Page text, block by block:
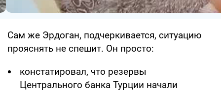
Сам же Эрдоган, подчеркивается, ситуацию
прояснять не спешит. Он просто:
констатировал, что резервы
Центрального банка Турции начали